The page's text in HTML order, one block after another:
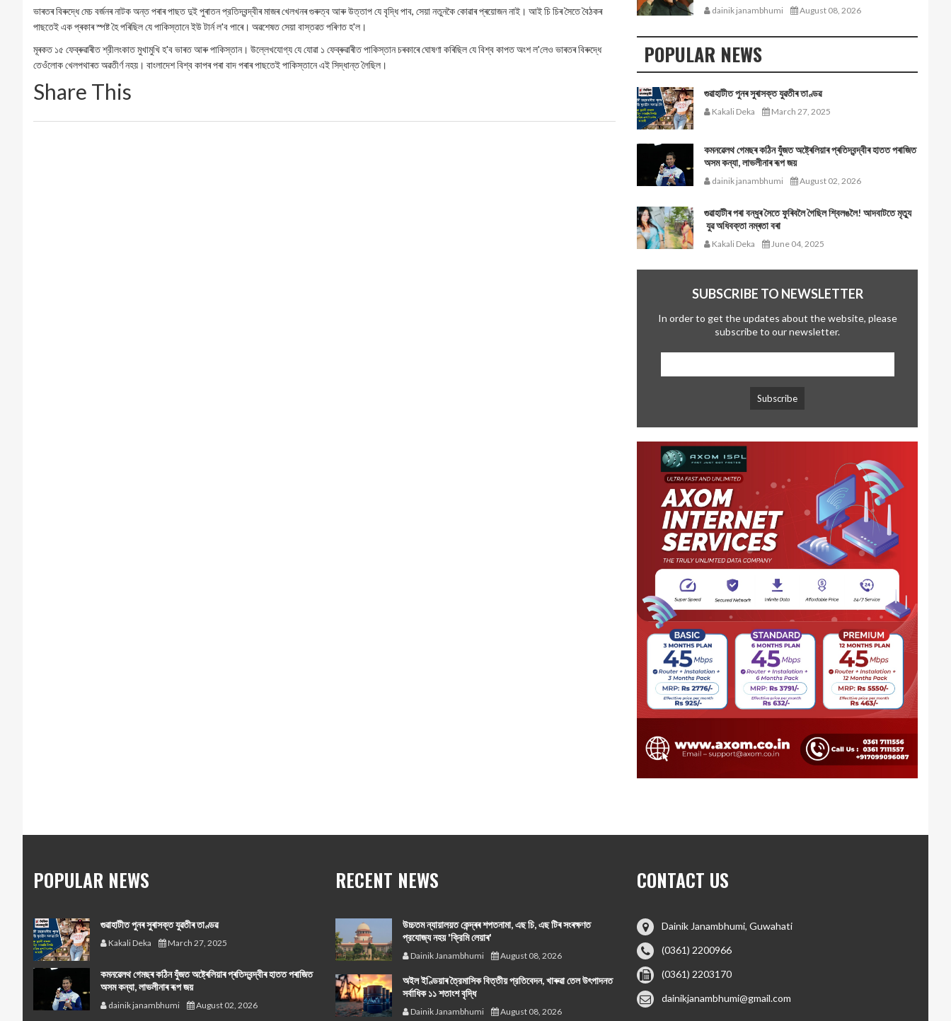
ভাৰতৰ বিৰুদ্ধে মেচ বৰ্জনৰ নাটক অন্ত পৰাৰ পাছত দুই পুৰাতন প্রতিদ্বন্দ্বীৰ মাজৰ খেলখনৰ গুৰুত্ব আৰু উত্তাপ যে বৃদ্ধি পাব, সেয়া নতুনকৈ কোৱাৰ প্ৰয়োজন নাই। আই চি চিৰ সৈতে বৈঠকৰ
পাছতেই এক প্ৰকাৰ স্পষ্ট হৈ পৰিছিল যে পাকিস্তানে ইউ টার্ন ল'ব পাৰে। অৱশেষত সেয়া বাস্তৱত পৰিণত হ'ল।
মূৰকত ১৫ ফেব্ৰুৱাৰীত শ্রীলংকাত মুখামুখি হ'ব ভাৰত আৰু পাকিস্তান। উল্লেখযোগ্য যে যোৱা ১ ফেব্ৰুৱাৰীত পাকিস্তান চৰকাৰে ঘোষণা কৰিছিল যে বিশ্ব কাপত অংশ ল'লেও ভাৰতৰ বিৰুদ্ধে
তেওঁলোক খেলপথাৰত অৱতীর্ণ নহয়। বাংলাদেশ বিশ্ব কাপৰ পৰা বাদ পৰাৰ পাছতেই পাকিস্তানে এই সিদ্ধান্ত লৈছিল।
Share This
dainik janambhumi August 08, 2026
POPULAR NEWS
গুৱাহাটীত পুনৰ সুৰাসক্ত যুৱতীৰ তাণ্ডৱ
Kakali Deka March 27, 2025
কমনৱেলথ গেমছৰ কঠিন যুঁজত অষ্ট্ৰেলিয়াৰ প্ৰতিদ্বন্দ্বীৰ হাতত পৰাজিত
অসম কন্যা, লাভলীনাৰ ৰূপ জয়
dainik janambhumi August 02, 2026
গুৱাহাটীৰ পৰা বন্ধুৰ সৈতে ফুৰিবলৈ গৈছিল শ্বিলঙলৈ! আদবাটতে মৃত্যু
যুৱ অধিবক্তা নম্ৰতা বৰা
Kakali Deka June 04, 2025
SUBSCRIBE TO NEWSLETTER
In order to get the updates about the website, please
subscribe to our newsletter.
POPULAR NEWS
গুৱাহাটীত পুনৰ সুৰাসক্ত যুৱতীৰ তাণ্ডৱ
Kakali Deka March 27, 2025
কমনৱেলথ গেমছৰ কঠিন যুঁজত অষ্ট্ৰেলিয়াৰ প্ৰতিদ্বন্দ্বীৰ হাতত পৰাজিত
অসম কন্যা, লাভলীনাৰ ৰূপ জয়
dainik janambhumi August 02, 2026
RECENT NEWS
উচ্চতম ন্যায়ালয়ত কেন্দ্ৰৰ শপতনামা, এছ চি, এছ টিৰ সংৰক্ষণত
প্রযোজ্য নহয় 'ক্রিমি লেয়াৰ'
Dainik Janambhumi August 08, 2026
অইল ইণ্ডিয়াৰ ত্রৈমাসিক বিত্তীয় প্রতিবেদন, খাৰুৱা তেল উৎপাদনত
সর্বাধিক ১১ শতাংশ বৃদ্ধি
Dainik Janambhumi August 08, 2026
CONTACT US
Dainik Janambhumi, Guwahati
(0361) 2200966
(0361) 2203170
dainikjanambhumi@gmail.com